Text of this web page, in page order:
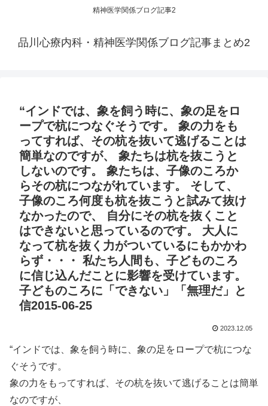
精神医学関係ブログ記事2
品川心療内科・精神医学関係ブログ記事まとめ2
“インドでは、象を飼う時に、象の足をロ
ープで杭につなぐそうです。 象の力をも
ってすれば、その杭を抜いて逃げることは
簡単なのですが、 象たちは杭を抜こうと
しないのです。 象たちは、子像のころか
らその杭につながれています。 そして、
子像のころ何度も杭を抜こうと試みて抜け
なかったので、 自分にその杭を抜くこと
はできないと思っているのです。 大人に
なって杭を抜く力がついているにもかかわ
らず・・・ 私たち人間も、子どものころ
に信じ込んだことに影響を受けています。
子どものころに「できない」「無理だ」と
信2015-06-25
2023.12.05
“インドでは、象を飼う時に、象の足をロープで杭につな
ぐそうです。
象の力をもってすれば、その杭を抜いて逃げることは簡単
なのですが、